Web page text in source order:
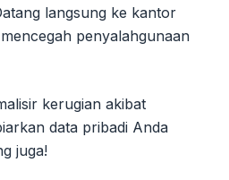
langsung ke kantor
penyalahgunaan
kerugian akibat
data pribadi Anda
juga!